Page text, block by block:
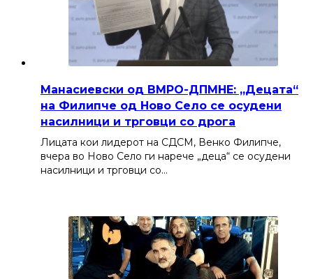
Манасиевски од ВМРО-ДПМНЕ: „Децата“
на Филипче од Ново Село се осудени
насилници и трговци со дрога
Лицата кои лидерот на СДСМ, Венко Филипче,
вчера во Ново Село ги нарече „деца“ се осудени
насилници и трговци со…